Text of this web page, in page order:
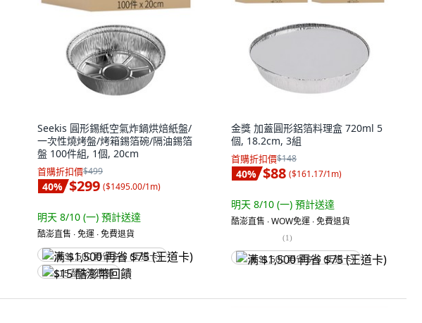
Seekis 圓形錫紙空氣炸鍋烘焙紙盤/
一次性燒烤盤/烤箱錫箔碗/隔油錫箔
盤 100件組, 1個, 20cm
首購折扣價$499
40% $299 ($1495.00/1m)
明天 8/10 (一) 預計送達
酷澎直售 ∙ 免運 ∙ 免費退貨
满 $1,500 再省 $75 (王道卡)
$15 酷澎幣回饋
金獎 加蓋圓形鋁箔料理盒 720ml 5
個, 18.2cm, 3組
首購折扣價$148
40% $88 ($161.17/1m)
明天 8/10 (一) 預計送達
酷澎直售 ∙ WOW免運 ∙ 免費退貨
(1)
满 $1,500 再省 $75 (王道卡)